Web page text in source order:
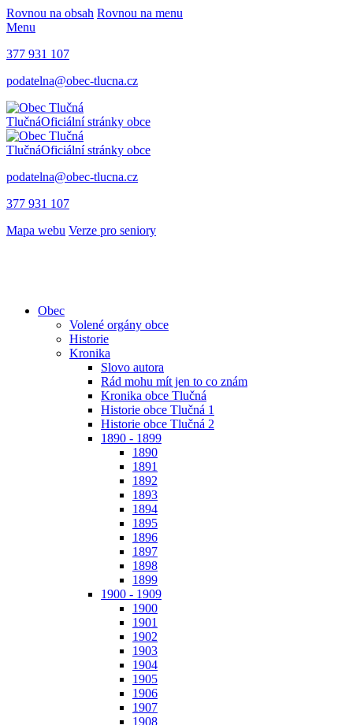
Rovnou na obsah Rovnou na menu
Menu
377 931 107
podatelna@obec-tlucna.cz
TlučnáOficiální stránky obce
TlučnáOficiální stránky obce
podatelna@obec-tlucna.cz
377 931 107
Mapa webu Verze pro seniory
Obec
Volené orgány obce
Historie
Kronika
Slovo autora
Rád mohu mít jen to co znám
Kronika obce Tlučná
Historie obce Tlučná 1
Historie obce Tlučná 2
1890 - 1899
1890
1891
1892
1893
1894
1895
1896
1897
1898
1899
1900 - 1909
1900
1901
1902
1903
1904
1905
1906
1907
1908